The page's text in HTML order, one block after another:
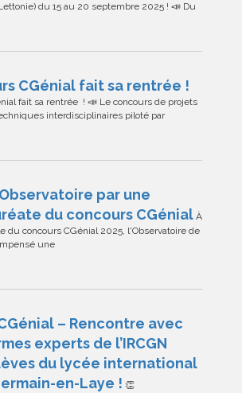
du 15 au 20 septembre 2025 ! 📣 Du
CGénial fait sa rentrée !
fait sa rentrée ! 📣 Le concours de projets
interdisciplinaires piloté par
par une
du concours CGénial À
du concours CGénial 2025, l'Observatoire de
une
– Rencontre avec
experts de l’IRCGN
du lycée international
en-Laye ! 👏